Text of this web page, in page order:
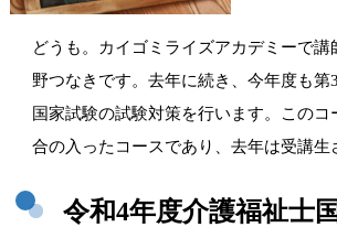
どうも。カイゴミライズアカデミーで講
野つなきです。去年に続き、今年度も第
国家試験の試験対策を行います。この
合の入ったコースであり、去年は受講
令和4年度介護福祉士